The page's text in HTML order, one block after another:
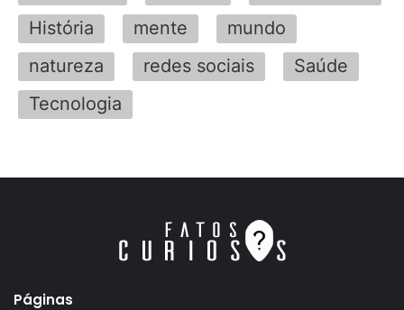
História
mente
mundo
natureza
redes sociais
Saúde
Tecnologia
Páginas